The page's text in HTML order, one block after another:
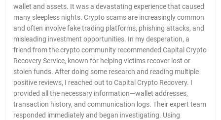
wallet and assets. It was a devastating experience that caused
many sleepless nights. Crypto scams are increasingly common
and often involve fake trading platforms, phishing attacks, and
misleading investment opportunities. In my desperation, a
friend from the crypto community recommended Capital Crypto
Recovery Service, known for helping victims recover lost or
stolen funds. After doing some research and reading multiple
positive reviews, I reached out to Capital Crypto Recovery. I
provided all the necessary information—wallet addresses,
transaction history, and communication logs. Their expert team
responded immediately and began investigating. Using